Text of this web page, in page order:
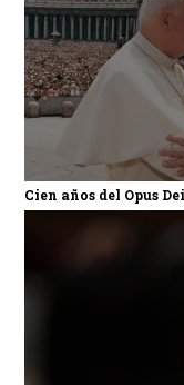
Cien años del Opus